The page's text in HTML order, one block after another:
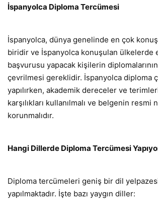
İspanyolca Diploma Tercümesi
İspanyolca, dünya genelinde en çok
biridir ve İspanyolca konuşulan ülkelerde
başvurusu yapacak kişilerin
çevrilmesi gereklidir. İspanyolca diploma
yapılırken, akademik dereceler ve
karşılıkları kullanılmalı ve belgenin resmi
korunmalıdır.
Hangi Dillerde Diploma Tercümesi
Diploma tercümeleri geniş bir dil
yapılmaktadır. İşte bazı yaygın diller: